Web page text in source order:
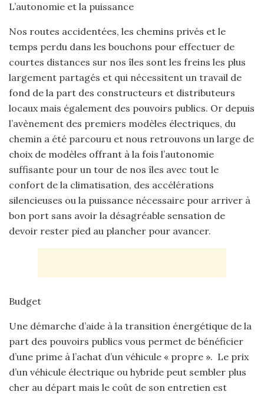
L’autonomie et la puissance
Nos routes accidentées, les chemins privés et le
temps perdu dans les bouchons pour effectuer de
courtes distances sur nos îles sont les freins les plus
largement partagés et qui nécessitent un travail de
fond de la part des constructeurs et distributeurs
locaux mais également des pouvoirs publics. Or depuis
l’avènement des premiers modèles électriques, du
chemin a été parcouru et nous retrouvons un large de
choix de modèles offrant à la fois l’autonomie
suffisante pour un tour de nos îles avec tout le
confort de la climatisation, des accélérations
silencieuses ou la puissance nécessaire pour arriver à
bon port sans avoir la désagréable sensation de
devoir rester pied au plancher pour avancer.
Budget
Une démarche d’aide à la transition énergétique de la
part des pouvoirs publics vous permet de bénéficier
d’une prime à l’achat d’un véhicule « propre ». Le prix
d’un véhicule électrique ou hybride peut sembler plus
cher au départ mais le coût de son entretien est